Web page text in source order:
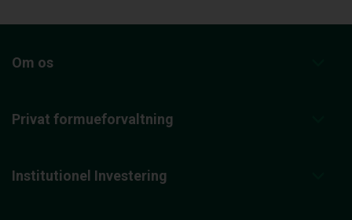
Om os
Privat formueforvaltning
Institutionel Investering